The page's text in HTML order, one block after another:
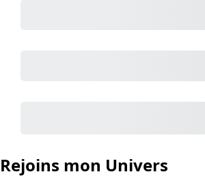
Rejoins mon Univers